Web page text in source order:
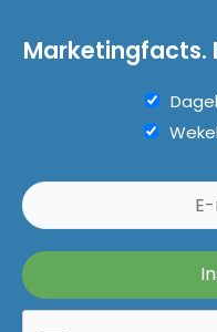
Marketingfacts.